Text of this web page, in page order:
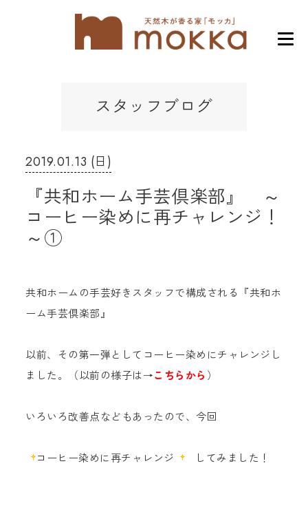
スタッフブログ
2019.01.13 (日)
『共和ホーム手芸倶楽部』 ～
コーヒー染めに再チャレンジ！
～①
共和ホームの手芸好きスタッフで構成される『共和ホ
ーム手芸倶楽部』
以前、その第一弾としてコーヒー染めにチャレンジし
ました。（以前の様子は→こちらから ）
いろいろ改善点などもあったので、今回
コーヒー染めに再チャレンジ してみました！